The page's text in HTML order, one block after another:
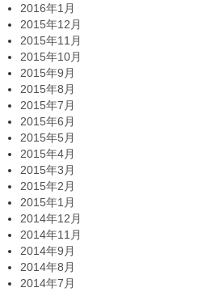
2016年1月
2015年12月
2015年11月
2015年10月
2015年9月
2015年8月
2015年7月
2015年6月
2015年5月
2015年4月
2015年3月
2015年2月
2015年1月
2014年12月
2014年11月
2014年9月
2014年8月
2014年7月